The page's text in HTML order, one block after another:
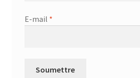
E-mail *